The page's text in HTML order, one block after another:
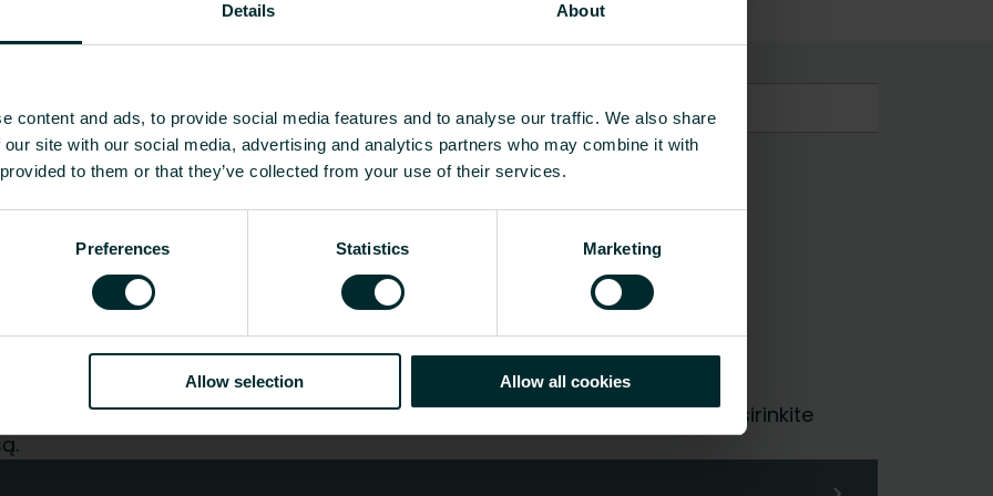
Details About
content and ads, to provide social media features and to analyse our traffic. We also share
site with our social media, advertising and analytics partners who may combine it with
to them or that they’ve collected from your use of their services.
Preferences Statistics Marketing
Allow selection Allow all cookies
EC010209 - Radiatoriaus stovėjimo konsolė
1.1
Rodyti viską
Svoris [kg] CO2/Kg ekvivalentas per kg medžiagos
1.1 -
architektas, projektuotojas, didmenininkas ar galutinis vartotojas, pasirinkite